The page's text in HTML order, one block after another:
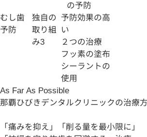
の予防
むし歯
予防
独自の
取り組
み3
予防効果の高
い
２つの治療
フッ素の塗布
シーラントの
使用
As Far As Possible
那覇ひびきデンタルクリニックの治療
「 痛みを抑え 」「 削 る量を最小限に 」